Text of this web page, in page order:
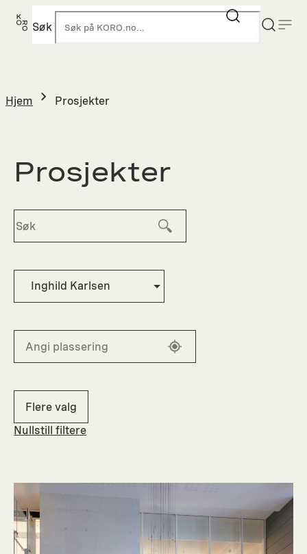
Hopp
Søk
Hjem Prosjekter
Prosjekter
Inghild Karlsen
Flere valg
Nullstill filtere